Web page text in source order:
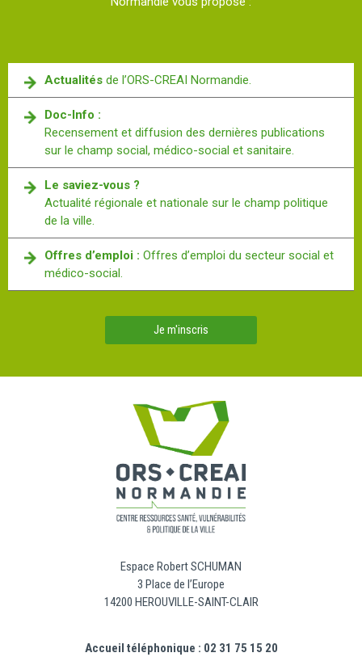
Actualités de l’ORS-CREAI Normandie.
Doc-Info :
Recensement et diffusion des dernières publications
sur le champ social, médico-social et sanitaire.
Le saviez-vous ?
Actualité régionale et nationale sur le champ politique
de la ville.
Offres d’emploi : Offres d’emploi du secteur social et
médico-social.
Je m'inscris
Espace Robert SCHUMAN
3 Place de l’Europe
14200 HEROUVILLE-SAINT-CLAIR
Accueil téléphonique : 02 31 75 15 20